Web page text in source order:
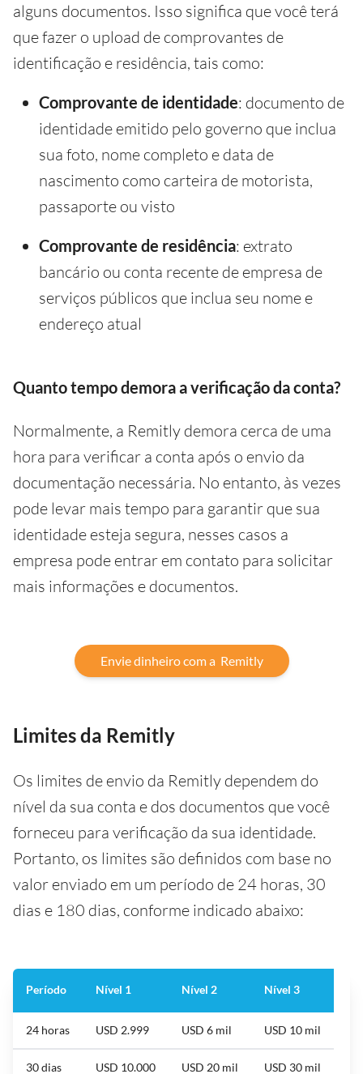
alguns documentos. Isso significa que você terá
que fazer o upload de comprovantes de
identificação e residência, tais como:
Comprovante de identidade: documento de
identidade emitido pelo governo que inclua
sua foto, nome completo e data de
nascimento como carteira de motorista,
passaporte ou visto
Comprovante de residência: extrato
bancário ou conta recente de empresa de
serviços públicos que inclua seu nome e
endereço atual
Quanto tempo demora a verificação da conta?
Normalmente, a Remitly demora cerca de uma
hora para verificar a conta após o envio da
documentação necessária. No entanto, às vezes
pode levar mais tempo para garantir que sua
identidade esteja segura, nesses casos a
empresa pode entrar em contato para solicitar
mais informações e documentos.
Envie dinheiro com a Remitly
Limites da Remitly
Os limites de envio da Remitly dependem do
nível da sua conta e dos documentos que você
forneceu para verificação da sua identidade.
Portanto, os limites são definidos com base no
valor enviado em um período de 24 horas, 30
dias e 180 dias, conforme indicado abaixo:
Período Nível 1 Nível 2 Nível 3
24 horas USD 2.999 USD 6 mil USD 10 mil
30 dias USD 10.000 USD 20 mil USD 30 mil